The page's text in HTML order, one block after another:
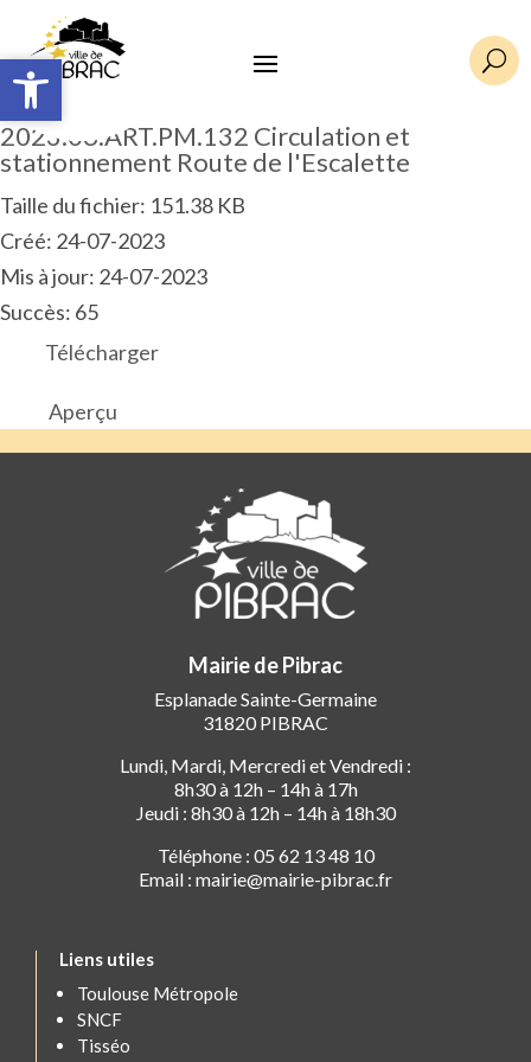
Ouvrir la barre d’outils U
2023.06.ART.PM.132 Circulation et
stationnement Route de l'Escalette
Taille du fichier: 151.38 KB
Créé: 24-07-2023
Mis à jour: 24-07-2023
Succès: 65
Télécharger
Aperçu
Mairie de Pibrac
Esplanade Sainte-Germaine
31820 PIBRAC
Lundi, Mardi, Mercredi et Vendredi :
8h30 à 12h – 14h à 17h
Jeudi : 8h30 à 12h – 14h à 18h30
Téléphone : 05 62 13 48 10
Email : mairie@mairie-pibrac.fr
Liens utiles
Toulouse Métropole
SNCF
Tisséo
Ouvrir la barre d’outils